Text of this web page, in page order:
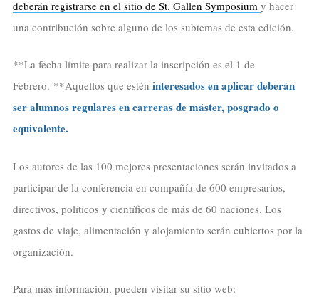
deberán registrarse en el sitio de St. Gallen Symposium y hacer
una contribución sobre alguno de los subtemas de esta edición.
**La fecha límite para realizar la inscripción es el 1 de
Febrero. **Aquellos que estén interesados en aplicar deberán
ser alumnos regulares en carreras de máster, posgrado o
equivalente.
Los autores de las 100 mejores presentaciones serán invitados a
participar de la conferencia en compañía de 600 empresarios,
directivos, políticos y científicos de más de 60 naciones. Los
gastos de viaje, alimentación y alojamiento serán cubiertos por la
organización.
Para más información, pueden visitar su sitio web: